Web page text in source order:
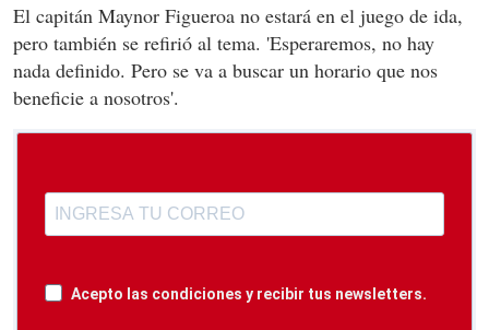
El capitán Maynor Figueroa no estará en el juego de ida,
pero también se refirió al tema. 'Esperaremos, no hay
nada definido. Pero se va a buscar un horario que nos
beneficie a nosotros'.
Acepto las condiciones y recibir tus newsletters.